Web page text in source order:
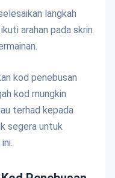
langkah
arahan pada skrin
kod penebusan
kod mungkin
terhad kepada
segera untuk